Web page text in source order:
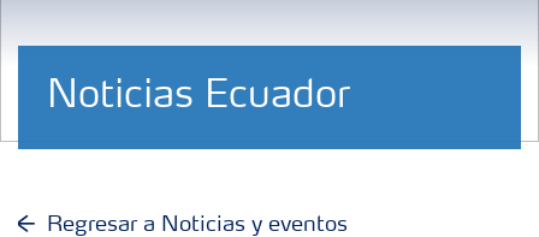
Noticias Ecuador
Regresar a Noticias y eventos